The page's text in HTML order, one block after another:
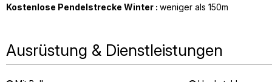
Kostenlose Pendelstrecke Winter : weniger als 150m
Ausrüstung & Dienstleistungen